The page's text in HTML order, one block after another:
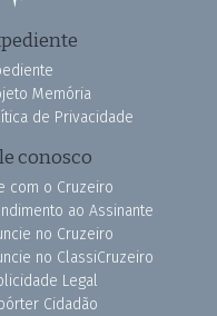
Memória
de Privacidade
conosco
com o Cruzeiro
ao Assinante
no Cruzeiro
no ClassiCruzeiro
Legal
Cidadão